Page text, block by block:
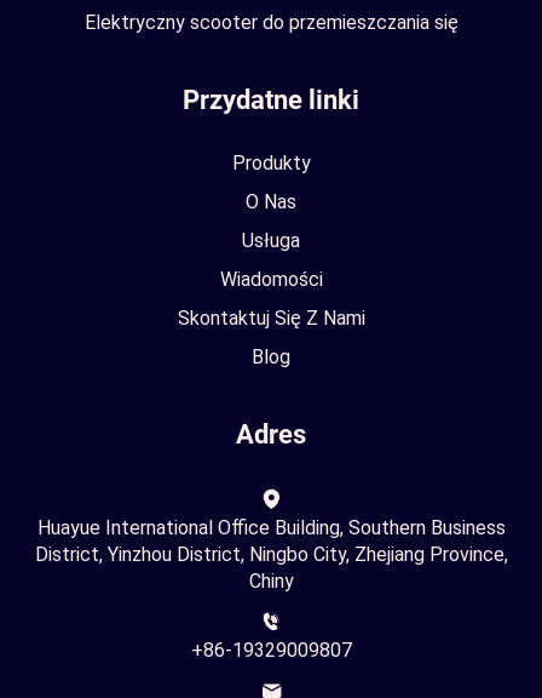
Elektryczny scooter do przemieszczania się
Przydatne linki
Produkty
O Nas
Usługa
Wiadomości
Skontaktuj Się Z Nami
Blog
Adres
Huayue International Office Building, Southern Business
District, Yinzhou District, Ningbo City, Zhejiang Province,
Chiny
+86-19329009807